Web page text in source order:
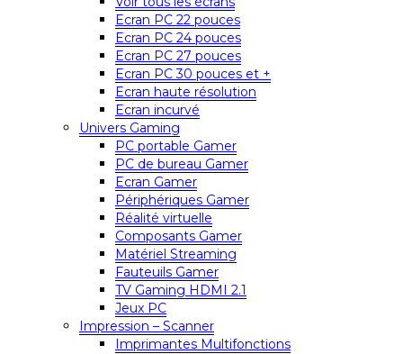
Ecran PC 22 pouces
Ecran PC 24 pouces
Ecran PC 27 pouces
Ecran PC 30 pouces et +
Ecran haute résolution
Ecran incurvé
Univers Gaming
PC portable Gamer
PC de bureau Gamer
Ecran Gamer
Périphériques Gamer
Réalité virtuelle
Composants Gamer
Matériel Streaming
Fauteuils Gamer
TV Gaming HDMI 2.1
Jeux PC
Impression – Scanner
Imprimantes Multifonctions